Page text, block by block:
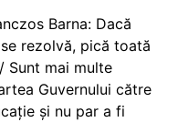
Barna: Dacă
rezolvă, pică toată
Sunt mai multe
Guvernului către
și nu par a fi